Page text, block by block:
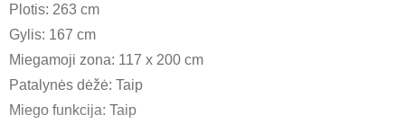
Plotis: 263 cm
Gylis: 167 cm
Miegamoji zona: 117 x 200 cm
Patalynės dėžė: Taip
Miego funkcija: Taip